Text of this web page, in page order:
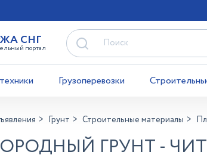
СНГ
портал
Грузоперевозки
Грунт Строительные материалы
ГРУНТ -